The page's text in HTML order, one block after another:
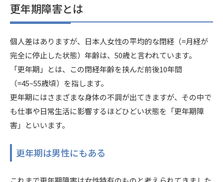
更年期障害とは
個人差はありますが、日本人女性の平均的な閉経（=月経が
完全に停止した状態）年齢は、50歳と言われています。
「更年期」とは、この閉経年齢を挟んだ前後10年間
（=45~55歳頃）を指します。
更年期にはさまざまな身体の不調が出てきますが、その中で
も仕事や日常生活に影響するほどひどい状態を「更年期障
害」といいます。
更年期は男性にもある